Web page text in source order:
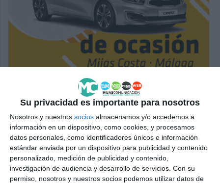
Su privacidad es importante para nosotros
Nosotros y nuestros socios almacenamos y/o accedemos a
información en un dispositivo, como cookies, y procesamos
datos personales, como identificadores únicos e información
estándar enviada por un dispositivo para publicidad y contenido
personalizado, medición de publicidad y contenido,
investigación de audiencia y desarrollo de servicios. Con su
permiso, nosotros y nuestros socios podemos utilizar datos de